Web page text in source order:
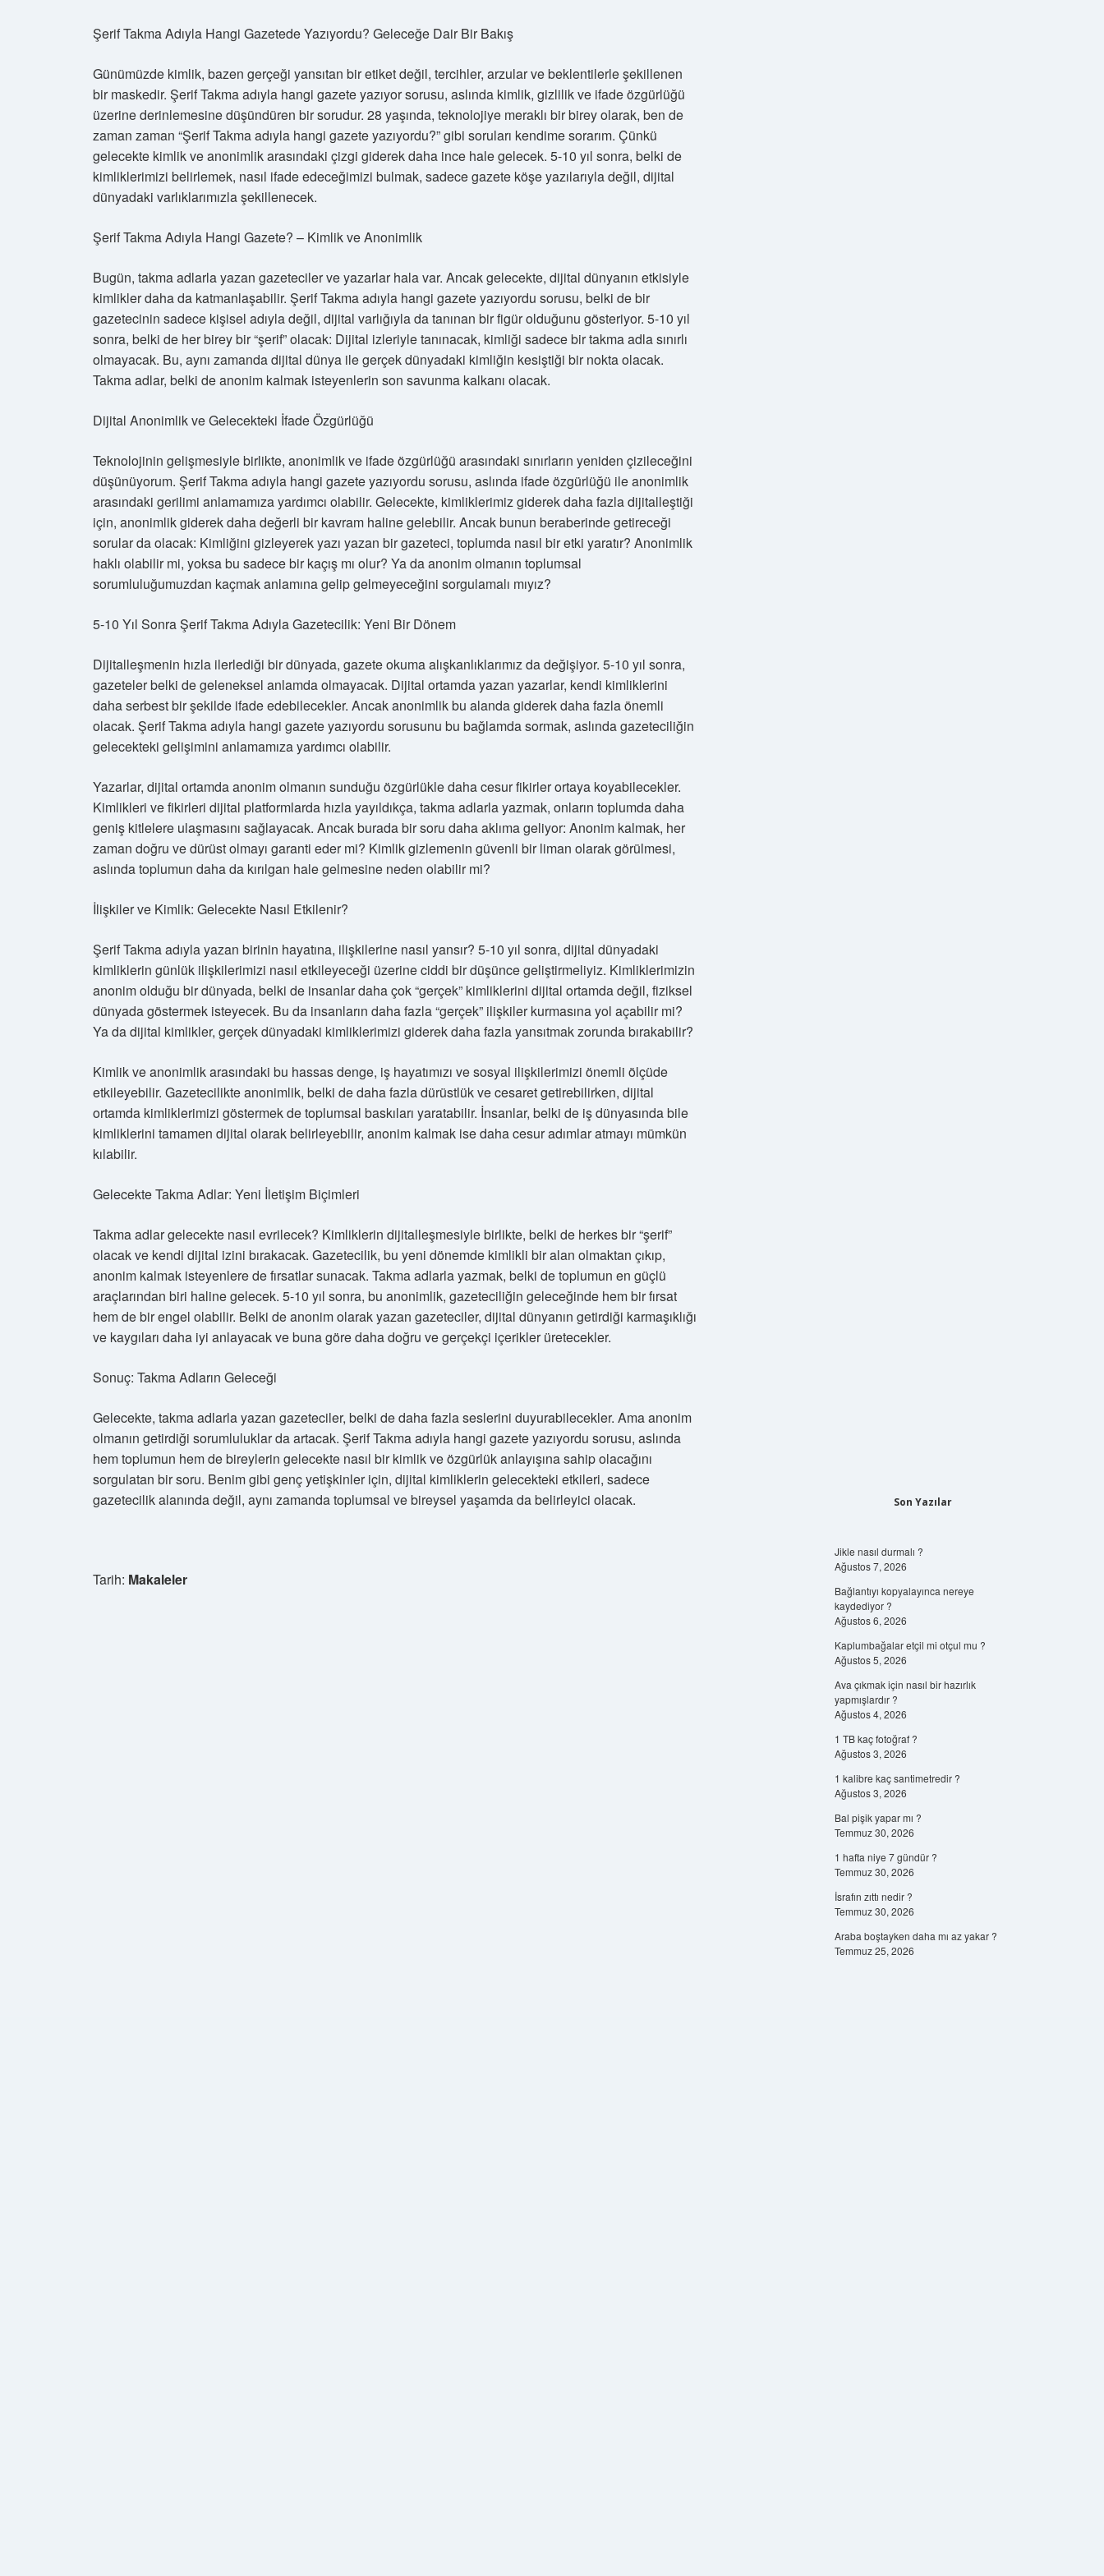
Şerif Takma Adıyla Hangi Gazetede Yazıyordu? Geleceğe Dair Bir Bakış
Günümüzde kimlik, bazen gerçeği yansıtan bir etiket değil, tercihler, arzular ve beklentilerle şekillenen
bir maskedir. Şerif Takma adıyla hangi gazete yazıyor sorusu, aslında kimlik, gizlilik ve ifade özgürlüğü
üzerine derinlemesine düşündüren bir sorudur. 28 yaşında, teknolojiye meraklı bir birey olarak, ben de
zaman zaman “Şerif Takma adıyla hangi gazete yazıyordu?” gibi soruları kendime sorarım. Çünkü
gelecekte kimlik ve anonimlik arasındaki çizgi giderek daha ince hale gelecek. 5-10 yıl sonra, belki de
kimliklerimizi belirlemek, nasıl ifade edeceğimizi bulmak, sadece gazete köşe yazılarıyla değil, dijital
dünyadaki varlıklarımızla şekillenecek.
Şerif Takma Adıyla Hangi Gazete? – Kimlik ve Anonimlik
Bugün, takma adlarla yazan gazeteciler ve yazarlar hala var. Ancak gelecekte, dijital dünyanın etkisiyle
kimlikler daha da katmanlaşabilir. Şerif Takma adıyla hangi gazete yazıyordu sorusu, belki de bir
gazetecinin sadece kişisel adıyla değil, dijital varlığıyla da tanınan bir figür olduğunu gösteriyor. 5-10 yıl
sonra, belki de her birey bir “şerif” olacak: Dijital izleriyle tanınacak, kimliği sadece bir takma adla sınırlı
olmayacak. Bu, aynı zamanda dijital dünya ile gerçek dünyadaki kimliğin kesiştiği bir nokta olacak.
Takma adlar, belki de anonim kalmak isteyenlerin son savunma kalkanı olacak.
Dijital Anonimlik ve Gelecekteki İfade Özgürlüğü
Teknolojinin gelişmesiyle birlikte, anonimlik ve ifade özgürlüğü arasındaki sınırların yeniden çizileceğini
düşünüyorum. Şerif Takma adıyla hangi gazete yazıyordu sorusu, aslında ifade özgürlüğü ile anonimlik
arasındaki gerilimi anlamamıza yardımcı olabilir. Gelecekte, kimliklerimiz giderek daha fazla dijitalleştiği
için, anonimlik giderek daha değerli bir kavram haline gelebilir. Ancak bunun beraberinde getireceği
sorular da olacak: Kimliğini gizleyerek yazı yazan bir gazeteci, toplumda nasıl bir etki yaratır? Anonimlik
haklı olabilir mi, yoksa bu sadece bir kaçış mı olur? Ya da anonim olmanın toplumsal
sorumluluğumuzdan kaçmak anlamına gelip gelmeyeceğini sorgulamalı mıyız?
5-10 Yıl Sonra Şerif Takma Adıyla Gazetecilik: Yeni Bir Dönem
Dijitalleşmenin hızla ilerlediği bir dünyada, gazete okuma alışkanlıklarımız da değişiyor. 5-10 yıl sonra,
gazeteler belki de geleneksel anlamda olmayacak. Dijital ortamda yazan yazarlar, kendi kimliklerini
daha serbest bir şekilde ifade edebilecekler. Ancak anonimlik bu alanda giderek daha fazla önemli
olacak. Şerif Takma adıyla hangi gazete yazıyordu sorusunu bu bağlamda sormak, aslında gazeteciliğin
gelecekteki gelişimini anlamamıza yardımcı olabilir.
Yazarlar, dijital ortamda anonim olmanın sunduğu özgürlükle daha cesur fikirler ortaya koyabilecekler.
Kimlikleri ve fikirleri dijital platformlarda hızla yayıldıkça, takma adlarla yazmak, onların toplumda daha
geniş kitlelere ulaşmasını sağlayacak. Ancak burada bir soru daha aklıma geliyor: Anonim kalmak, her
zaman doğru ve dürüst olmayı garanti eder mi? Kimlik gizlemenin güvenli bir liman olarak görülmesi,
aslında toplumun daha da kırılgan hale gelmesine neden olabilir mi?
İlişkiler ve Kimlik: Gelecekte Nasıl Etkilenir?
Şerif Takma adıyla yazan birinin hayatına, ilişkilerine nasıl yansır? 5-10 yıl sonra, dijital dünyadaki
kimliklerin günlük ilişkilerimizi nasıl etkileyeceği üzerine ciddi bir düşünce geliştirmeliyiz. Kimliklerimizin
anonim olduğu bir dünyada, belki de insanlar daha çok “gerçek” kimliklerini dijital ortamda değil, fiziksel
dünyada göstermek isteyecek. Bu da insanların daha fazla “gerçek” ilişkiler kurmasına yol açabilir mi?
Ya da dijital kimlikler, gerçek dünyadaki kimliklerimizi giderek daha fazla yansıtmak zorunda bırakabilir?
Kimlik ve anonimlik arasındaki bu hassas denge, iş hayatımızı ve sosyal ilişkilerimizi önemli ölçüde
etkileyebilir. Gazetecilikte anonimlik, belki de daha fazla dürüstlük ve cesaret getirebilirken, dijital
ortamda kimliklerimizi göstermek de toplumsal baskıları yaratabilir. İnsanlar, belki de iş dünyasında bile
kimliklerini tamamen dijital olarak belirleyebilir, anonim kalmak ise daha cesur adımlar atmayı mümkün
kılabilir.
Gelecekte Takma Adlar: Yeni İletişim Biçimleri
Takma adlar gelecekte nasıl evrilecek? Kimliklerin dijitalleşmesiyle birlikte, belki de herkes bir “şerif”
olacak ve kendi dijital izini bırakacak. Gazetecilik, bu yeni dönemde kimlikli bir alan olmaktan çıkıp,
anonim kalmak isteyenlere de fırsatlar sunacak. Takma adlarla yazmak, belki de toplumun en güçlü
araçlarından biri haline gelecek. 5-10 yıl sonra, bu anonimlik, gazeteciliğin geleceğinde hem bir fırsat
hem de bir engel olabilir. Belki de anonim olarak yazan gazeteciler, dijital dünyanın getirdiği karmaşıklığı
ve kaygıları daha iyi anlayacak ve buna göre daha doğru ve gerçekçi içerikler üretecekler.
Sonuç: Takma Adların Geleceği
Gelecekte, takma adlarla yazan gazeteciler, belki de daha fazla seslerini duyurabilecekler. Ama anonim
olmanın getirdiği sorumluluklar da artacak. Şerif Takma adıyla hangi gazete yazıyordu sorusu, aslında
hem toplumun hem de bireylerin gelecekte nasıl bir kimlik ve özgürlük anlayışına sahip olacağını
sorgulatan bir soru. Benim gibi genç yetişkinler için, dijital kimliklerin gelecekteki etkileri, sadece
gazetecilik alanında değil, aynı zamanda toplumsal ve bireysel yaşamda da belirleyici olacak.
Tarih: Makaleler
Son Yazılar
Jikle nasıl durmalı ?
Ağustos 7, 2026
Bağlantıyı kopyalayınca nereye
kaydediyor ?
Ağustos 6, 2026
Kaplumbağalar etçil mi otçul mu ?
Ağustos 5, 2026
Ava çıkmak için nasıl bir hazırlık
yapmışlardır ?
Ağustos 4, 2026
1 TB kaç fotoğraf ?
Ağustos 3, 2026
1 kalibre kaç santimetredir ?
Ağustos 3, 2026
Bal pişik yapar mı ?
Temmuz 30, 2026
1 hafta niye 7 gündür ?
Temmuz 30, 2026
İsrafın zıttı nedir ?
Temmuz 30, 2026
Araba boştayken daha mı az yakar ?
Temmuz 25, 2026